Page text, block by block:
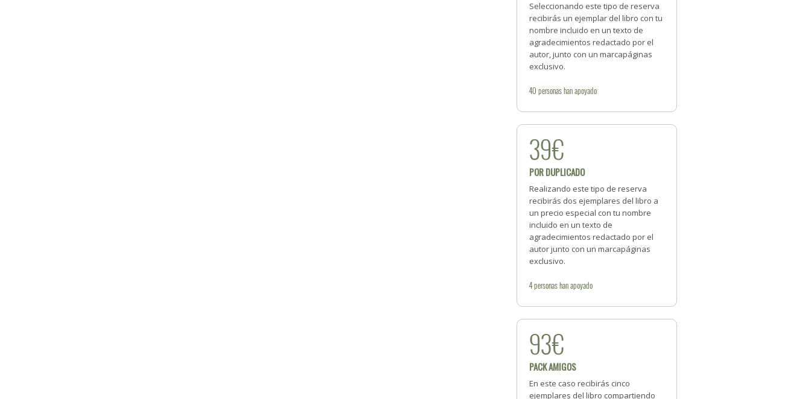
Seleccionando este tipo de reserva
recibirás un ejemplar del libro con tu
nombre incluido en un texto de
agradecimientos redactado por el
autor, junto con un marcapáginas
exclusivo.
40personashan apoyado
39€
POR DUPLICADO
Realizando este tipo de reserva
recibirás dos ejemplares del libro a
un precio especial con tu nombre
incluido en un texto de
agradecimientos redactado por el
autor junto con un marcapáginas
exclusivo.
4personashan apoyado
93€
PACK AMIGOS
En este caso recibirás cinco
ejemplares del libro compartiendo